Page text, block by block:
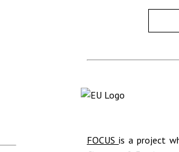
FOCUSis a project